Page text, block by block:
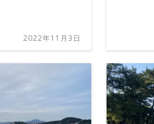
2022年11月3日